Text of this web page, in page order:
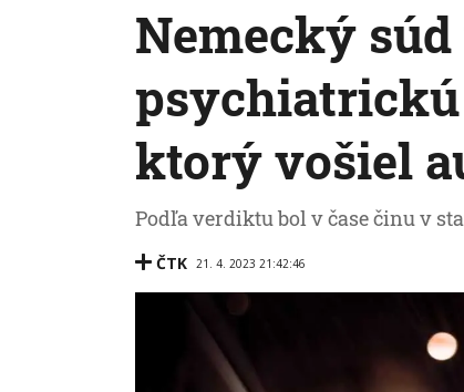
Nemecký
ktorý vošiel
Podľa verdiktu bol v čase činu v
ČTK 21. 4. 2023 21:42:46